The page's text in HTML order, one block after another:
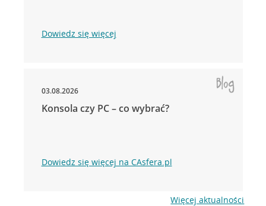
Dowiedz się więcej
03.08.2026
Konsola czy PC – co wybrać?
Dowiedz się więcej na CAsfera.pl
Więcej aktualności